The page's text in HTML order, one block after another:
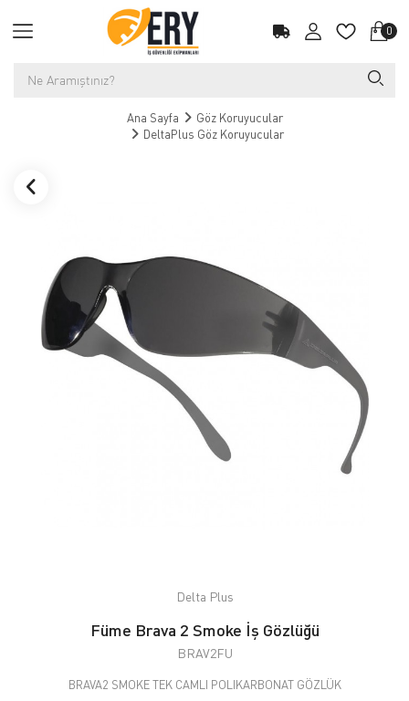
0
Ana Sayfa
Göz Koruyucular
DeltaPlus Göz Koruyucular
Delta Plus
Füme Brava 2 Smoke İş Gözlüğü
BRAV2FU
BRAVA2 SMOKE TEK CAMLI POLIKARBONAT GÖZLÜK